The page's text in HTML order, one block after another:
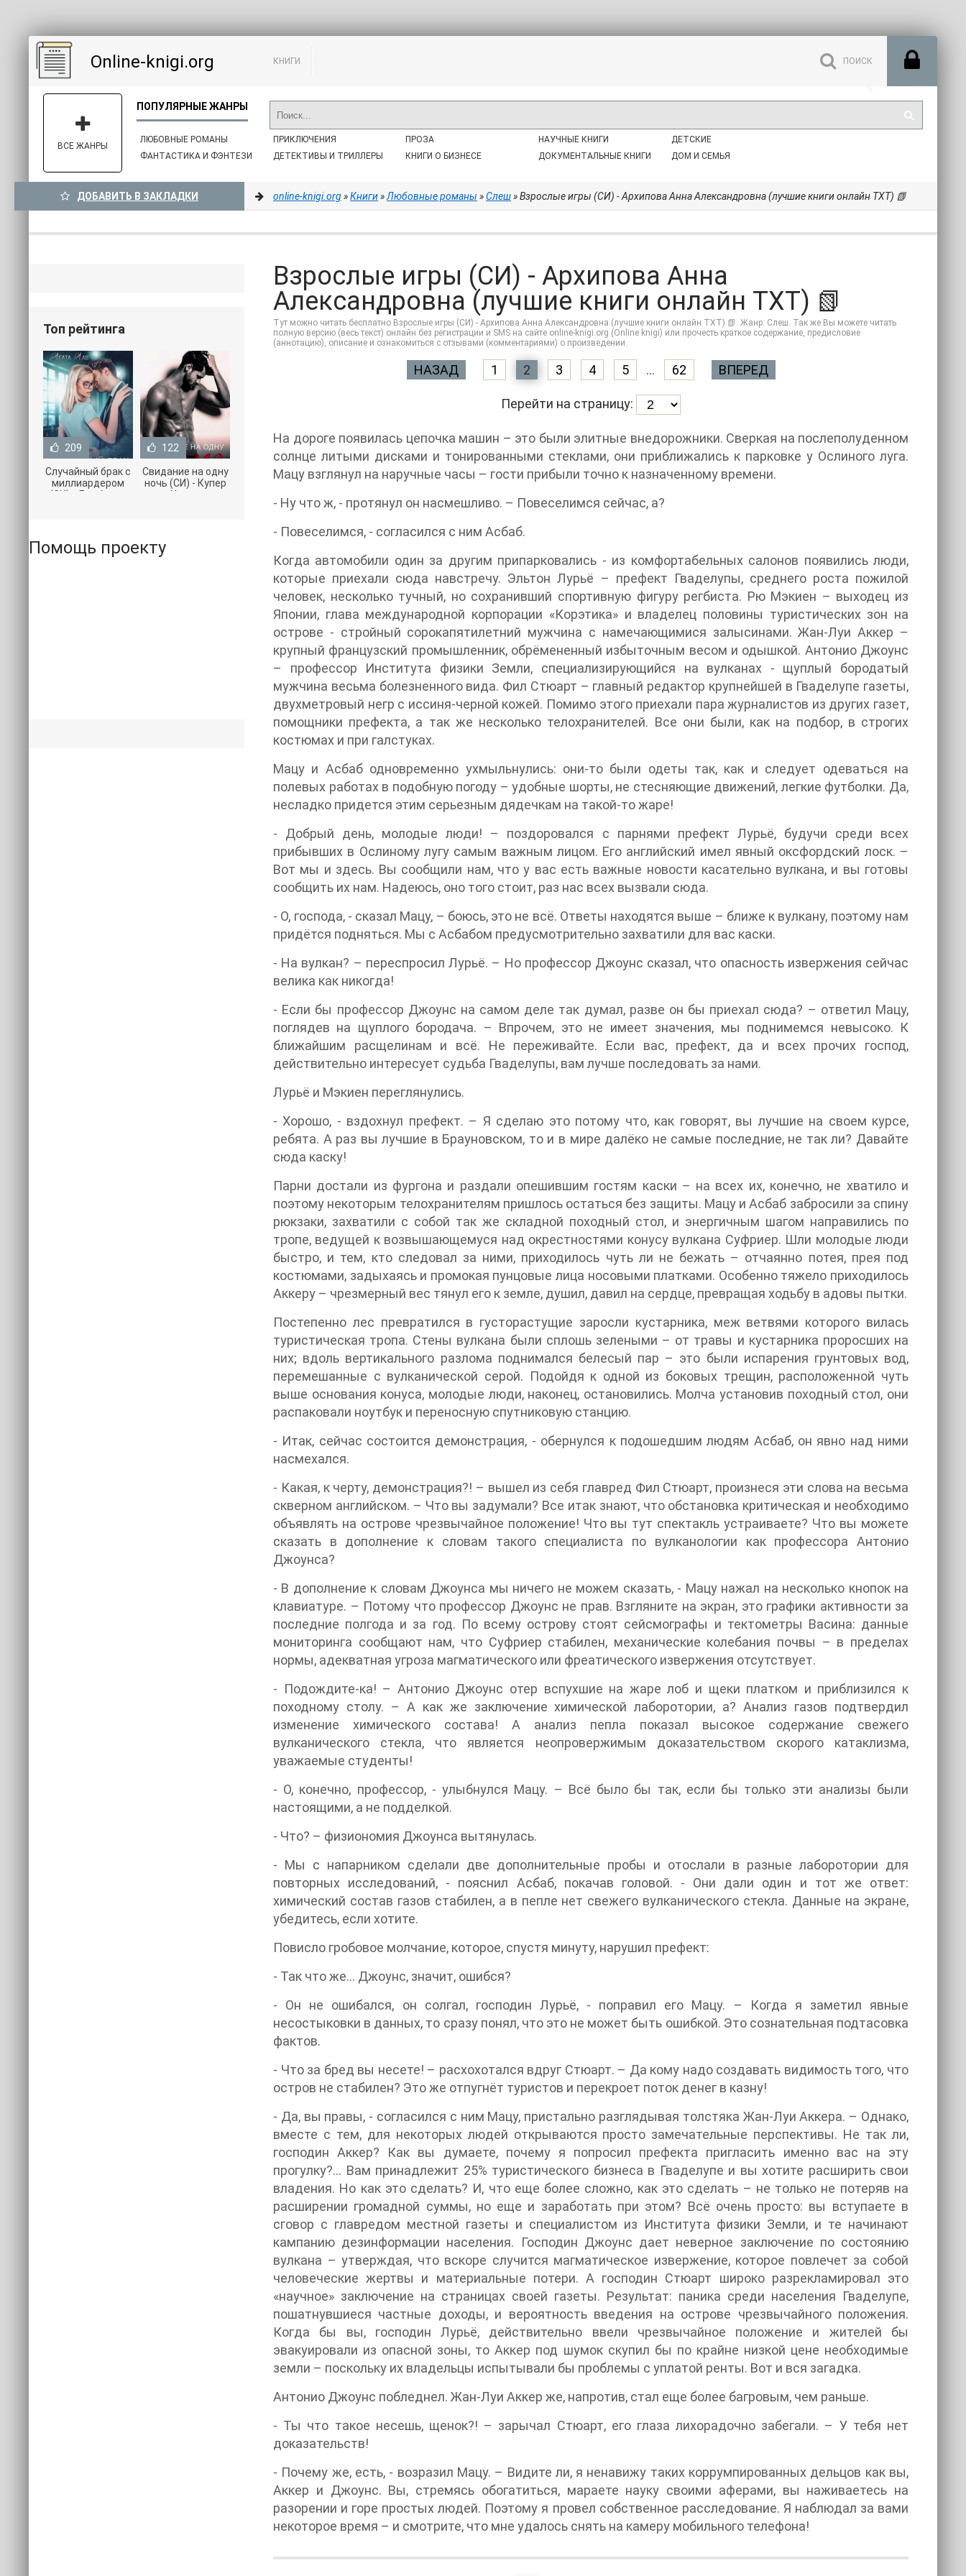
Online-knigi.org КНИГИ
ЛЮБОВНЫЕ РОМАНЫ
ФАНТАСТИКА И ФЭНТЕЗИ
ПРИКЛЮЧЕНИЯ
ДЕТЕКТИВЫ И ТРИЛЛЕРЫ
ПРОЗА
КНИГИ О БИЗНЕСЕ
НАУЧНЫЕ КНИГИ
ДОКУМЕНТАЛЬНЫЕ КНИГИ
ДЕТСКИЕ
ДОМ И СЕМЬЯ
ВСЕ ЖАНРЫ
ДОБАВИТЬ В ЗАКЛАДКИ online-knigi.org»Книги»Любовные романы »Слеш» Взрослые игры (СИ) - Архипова Анна Александровна (лучшие книги онлайн TXT) 📗
Взрослые игры (СИ) - Архипова Анна
Александровна (лучшие книги онлайн TXT) 📗
Тут можно читать бесплатно Взрослые игры (СИ) - Архипова Анна Александровна (лучшие книги онлайн TXT) 📗. Жанр: Слеш. Так же Вы можете читать
полную версию (весь текст) онлайн без регистрации и SMS на сайте online-knigi.org (Online knigi) или прочесть краткое содержание, предисловие
(аннотацию), описание и ознакомиться с отзывами (комментариями) о произведении.
НАЗАД 1 2 3 4 5 ... 62 ВПЕРЕД
Перейти на страницу:
На дороге появилась цепочка машин – это были элитные внедорожники. Сверкая на послеполуденном
солнце литыми дисками и тонированными стеклами, они приближались к парковке у Ослиного луга.
Мацу взглянул на наручные часы – гости прибыли точно к назначенному времени.
- Ну что ж, - протянул он насмешливо. – Повеселимся сейчас, а?
- Повеселимся, - согласился с ним Асбаб.
Когда автомобили один за другим припарковались - из комфортабельных салонов появились люди,
которые приехали сюда навстречу. Эльтон Лурьё – префект Гваделупы, среднего роста пожилой
человек, несколько тучный, но сохранивший спортивную фигуру регбиста. Рю Мэкиен – выходец из
Японии, глава международной корпорации «Корэтика» и владелец половины туристических зон на
острове - стройный сорокапятилетний мужчина с намечающимися залысинами. Жан-Луи Аккер –
крупный французский промышленник, обрёмененный избыточным весом и одышкой. Антонио Джоунс
– профессор Института физики Земли, специализирующийся на вулканах - щуплый бородатый
мужчина весьма болезненного вида. Фил Стюарт – главный редактор крупнейшей в Гваделупе газеты,
двухметровый негр с иссиня-черной кожей. Помимо этого приехали пара журналистов из других газет,
помощники префекта, а так же несколько телохранителей. Все они были, как на подбор, в строгих
костюмах и при галстуках.
Мацу и Асбаб одновременно ухмыльнулись: они-то были одеты так, как и следует одеваться на
полевых работах в подобную погоду – удобные шорты, не стесняющие движений, легкие футболки. Да,
несладко придется этим серьезным дядечкам на такой-то жаре!
- Добрый день, молодые люди! – поздоровался с парнями префект Лурьё, будучи среди всех
прибывших в Ослиному лугу самым важным лицом. Его английский имел явный оксфордский лоск. –
Вот мы и здесь. Вы сообщили нам, что у вас есть важные новости касательно вулкана, и вы готовы
сообщить их нам. Надеюсь, оно того стоит, раз нас всех вызвали сюда.
- О, господа, - сказал Мацу, – боюсь, это не всё. Ответы находятся выше – ближе к вулкану, поэтому нам
придётся подняться. Мы с Асбабом предусмотрительно захватили для вас каски.
- На вулкан? – переспросил Лурьё. – Но профессор Джоунс сказал, что опасность извержения сейчас
велика как никогда!
- Если бы профессор Джоунс на самом деле так думал, разве он бы приехал сюда? – ответил Мацу,
поглядев на щуплого бородача. – Впрочем, это не имеет значения, мы поднимемся невысоко. К
ближайшим расщелинам и всё. Не переживайте. Если вас, префект, да и всех прочих господ,
действительно интересует судьба Гваделупы, вам лучше последовать за нами.
Лурьё и Мэкиен переглянулись.
- Хорошо, - вздохнул префект. – Я сделаю это потому что, как говорят, вы лучшие на своем курсе,
ребята. А раз вы лучшие в Брауновском, то и в мире далёко не самые последние, не так ли? Давайте
сюда каску!
Парни достали из фургона и раздали опешившим гостям каски – на всех их, конечно, не хватило и
поэтому некоторым телохранителям пришлось остаться без защиты. Мацу и Асбаб забросили за спину
рюкзаки, захватили с собой так же складной походный стол, и энергичным шагом направились по
тропе, ведущей к возвышающемуся над окрестностями конусу вулкана Суфриер. Шли молодые люди
быстро, и тем, кто следовал за ними, приходилось чуть ли не бежать – отчаянно потея, прея под
костюмами, задыхаясь и промокая пунцовые лица носовыми платками. Особенно тяжело приходилось
Аккеру – чрезмерный вес тянул его к земле, душил, давил на сердце, превращая ходьбу в адовы пытки.
Постепенно лес превратился в густорастущие заросли кустарника, меж ветвями которого вилась
туристическая тропа. Стены вулкана были сплошь зелеными – от травы и кустарника проросших на
них; вдоль вертикального разлома поднимался белесый пар – это были испарения грунтовых вод,
перемешанные с вулканической серой. Подойдя к одной из боковых трещин, расположенной чуть
выше основания конуса, молодые люди, наконец, остановились. Молча установив походный стол, они
распаковали ноутбук и переносную спутниковую станцию.
- Итак, сейчас состоится демонстрация, - обернулся к подошедшим людям Асбаб, он явно над ними
насмехался.
- Какая, к черту, демонстрация?! – вышел из себя главред Фил Стюарт, произнеся эти слова на весьма
скверном английском. – Что вы задумали? Все итак знают, что обстановка критическая и необходимо
объявлять на острове чрезвычайное положение! Что вы тут спектакль устраиваете? Что вы можете
сказать в дополнение к словам такого специалиста по вулканологии как профессора Антонио
Джоунса?
- В дополнение к словам Джоунса мы ничего не можем сказать, - Мацу нажал на несколько кнопок на
клавиатуре. – Потому что профессор Джоунс не прав. Взгляните на экран, это графики активности за
последние полгода и за год. По всему острову стоят сейсмографы и тектометры Васина: данные
мониторинга сообщают нам, что Суфриер стабилен, механические колебания почвы – в пределах
нормы, адекватная угроза магматического или фреатического извержения отсутствует.
- Подождите-ка! – Антонио Джоунс отер вспухшие на жаре лоб и щеки платком и приблизился к
походному столу. – А как же заключение химической лаборотории, а? Анализ газов подтвердил
изменение химического состава! А анализ пепла показал высокое содержание свежего
вулканического стекла, что является неопровержимым доказательством скорого катаклизма,
уважаемые студенты!
- О, конечно, профессор, - улыбнулся Мацу. – Всё было бы так, если бы только эти анализы были
настоящими, а не подделкой.
- Что? – физиономия Джоунса вытянулась.
- Мы с напарником сделали две дополнительные пробы и отослали в разные лаборотории для
повторных исследований, - пояснил Асбаб, покачав головой. - Они дали один и тот же ответ:
химический состав газов стабилен, а в пепле нет свежего вулканического стекла. Данные на экране,
убедитесь, если хотите.
Повисло гробовое молчание, которое, спустя минуту, нарушил префект:
- Так что же… Джоунс, значит, ошибся?
- Он не ошибался, он солгал, господин Лурьё, - поправил его Мацу. – Когда я заметил явные
несостыковки в данных, то сразу понял, что это не может быть ошибкой. Это сознательная подтасовка
фактов.
- Что за бред вы несете! – расхохотался вдруг Стюарт. – Да кому надо создавать видимость того, что
остров не стабилен? Это же отпугнёт туристов и перекроет поток денег в казну!
- Да, вы правы, - согласился с ним Мацу, пристально разглядывая толстяка Жан-Луи Аккера. – Однако,
вместе с тем, для некоторых людей открываются просто замечательные перспективы. Не так ли,
господин Аккер? Как вы думаете, почему я попросил префекта пригласить именно вас на эту
прогулку?… Вам принадлежит 25% туристического бизнеса в Гваделупе и вы хотите расширить свои
владения. Но как это сделать? И, что еще более сложно, как это сделать – не только не потеряв на
расширении громадной суммы, но еще и заработать при этом? Всё очень просто: вы вступаете в
сговор с главредом местной газеты и специалистом из Института физики Земли, и те начинают
кампанию дезинформации населения. Господин Джоунс дает неверное заключение по состоянию
вулкана – утверждая, что вскоре случится магматическое извержение, которое повлечет за собой
человеческие жертвы и материальные потери. А господин Стюарт широко разрекламировал это
«научное» заключение на страницах своей газеты. Результат: паника среди населения Гваделупе,
пошатнувшиеся частные доходы, и вероятность введения на острове чрезвычайного положения.
Когда бы вы, господин Лурьё, действительно ввели чрезвычайное положение и жителей бы
эвакуировали из опасной зоны, то Аккер под шумок скупил бы по крайне низкой цене необходимые
земли – поскольку их владельцы испытывали бы проблемы с уплатой ренты. Вот и вся загадка.
Антонио Джоунс побледнел. Жан-Луи Аккер же, напротив, стал еще более багровым, чем раньше.
- Ты что такое несешь, щенок?! – зарычал Стюарт, его глаза лихорадочно забегали. – У тебя нет
доказательств!
- Почему же, есть, - возразил Мацу. – Видите ли, я ненавижу таких коррумпированных дельцов как вы,
Аккер и Джоунс. Вы, стремясь обогатиться, мараете науку своими аферами, вы наживаетесь на
разорении и горе простых людей. Поэтому я провел собственное расследование. Я наблюдал за вами
некоторое время – и смотрите, что мне удалось снять на камеру мобильного телефона!
Топ рейтинга
209
Случайный брак с
миллиардером
(СИ) - Лав Агата
122
Свидание на одну
ночь (СИ) - Купер
Хелен
Помощь проекту